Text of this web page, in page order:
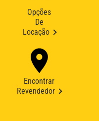
Opções
De
Locação
Encontrar
Revendedor